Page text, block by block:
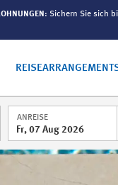
: Sichern Sie sich
ANREISE
Fr, 07 Aug 2026